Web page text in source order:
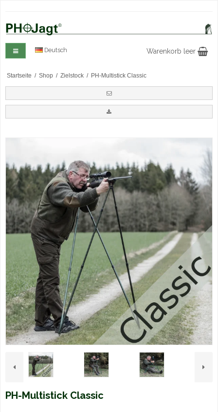
Deutsch Warenkorb leer
Startseite / Shop / Zielstock / PH-Multistick Classic
PH-Multistick Classic